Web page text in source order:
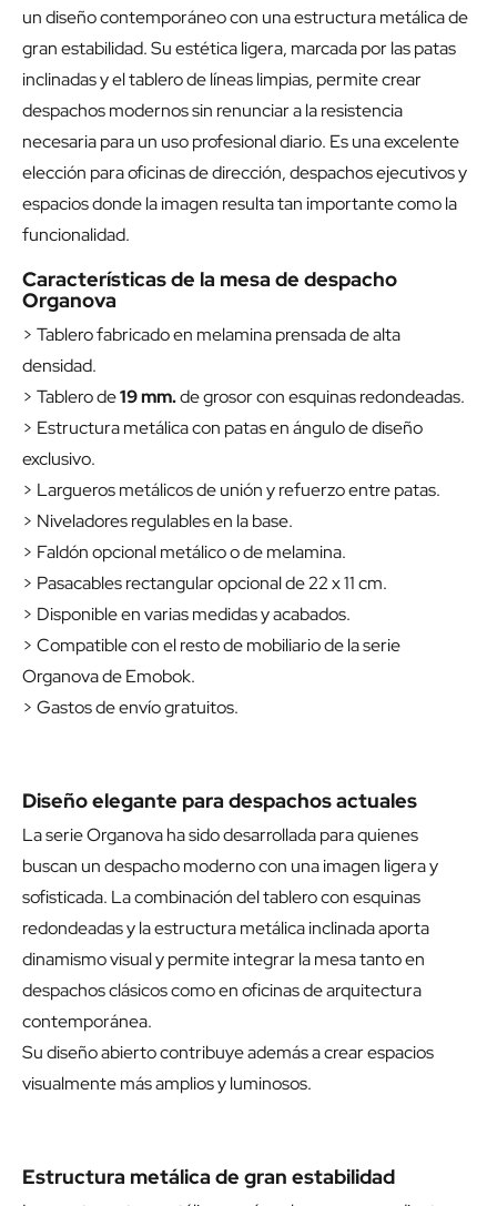
un diseño contemporáneo con una estructura metálica de
gran estabilidad. Su estética ligera, marcada por las patas
inclinadas y el tablero de líneas limpias, permite crear
despachos modernos sin renunciar a la resistencia
necesaria para un uso profesional diario. Es una excelente
elección para oficinas de dirección, despachos ejecutivos y
espacios donde la imagen resulta tan importante como la
funcionalidad.
Características de la mesa de despacho
Organova
> Tablero fabricado en melamina prensada de alta
densidad.
> Tablero de19 mm.de grosor con esquinas redondeadas.
> Estructura metálica con patas en ángulo de diseño
exclusivo.
> Largueros metálicos de unión y refuerzo entre patas.
> Niveladores regulables en la base.
> Faldón opcional metálico o de melamina.
> Pasacables rectangular opcional de 22 x 11 cm.
> Disponible en varias medidas y acabados.
> Compatible con el resto de mobiliario de la serie
Organova de Emobok.
> Gastos de envío gratuitos.
Diseño elegante para despachos actuales
La serie Organova ha sido desarrollada para quienes
buscan un despacho moderno con una imagen ligera y
sofisticada. La combinación del tablero con esquinas
redondeadas y la estructura metálica inclinada aporta
dinamismo visual y permite integrar la mesa tanto en
despachos clásicos como en oficinas de arquitectura
contemporánea.
Su diseño abierto contribuye además a crear espacios
visualmente más amplios y luminosos.
Estructura metálica de gran estabilidad